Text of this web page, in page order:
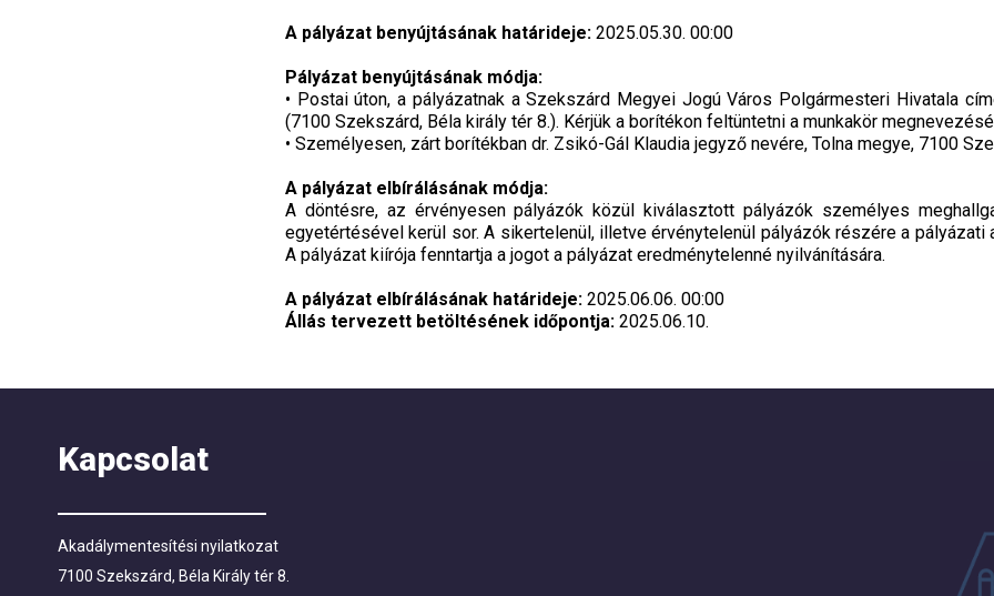
A pályázat benyújtásának határideje: 2025.05.30. 00:00
Pályázat benyújtásának módja:
• Postai úton, a pályázatnak a Szekszárd Megyei Jogú Város Polgármesteri Hivatala
(7100 Szekszárd, Béla király tér 8.). Kérjük a borítékon feltüntetni a munkakör
• Személyesen, zárt borítékban dr. Zsikó-Gál Klaudia jegyző nevére, Tolna megye, 7100
A pályázat elbírálásának módja:
A döntésre, az érvényesen pályázók közül kiválasztott pályázók személyes
egyetértésével kerül sor. A sikertelenül, illetve érvénytelenül pályázók részére a pályázati
A pályázat kiírója fenntartja a jogot a pályázat eredménytelenné nyilvánítására.
A pályázat elbírálásának határideje: 2025.06.06. 00:00
Állás tervezett betöltésének időpontja: 2025.06.10.
Kapcsolat
Akadálymentesítési nyilatkozat
7100 Szekszárd, Béla Király tér 8.